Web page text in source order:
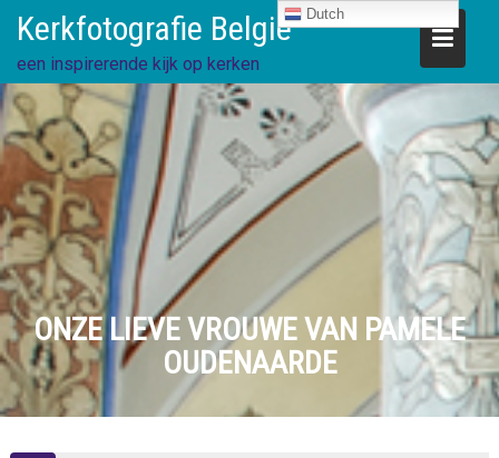
direct
naar
de
inhoud
Kerkfotografie België
een inspirerende kijk op kerken
ONZE LIEVE VROUWE VAN PAMELE
OUDENAARDE
Dutch